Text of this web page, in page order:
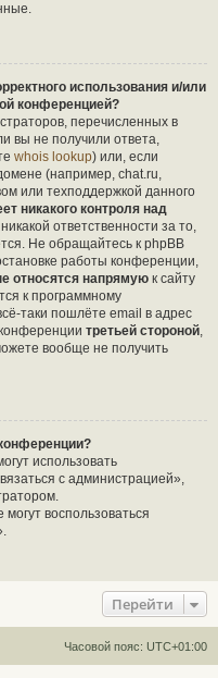
использования и/или
конференцией?
перечисленных в
вы не получили ответа,
whois lookup) или, если
(например, chat.ru,
или техподдержкой данного
никакого контроля над
ответственности за то,
Не обращайтесь к phpBB
работы конференции,
относятся напрямую к сайту
к программному
таки пошлёте email в адрес
третьей стороной,
вообще не получить
использовать
с администрацией»,
воспользоваться
Перейти
Часовой пояс: UTC+01:00